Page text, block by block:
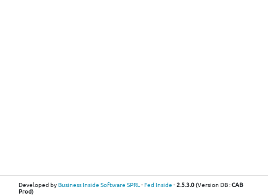
Developed byBusiness Inside Software SPRL-Fed Inside -2.5.3.0(Version DB :CAB
Prod)